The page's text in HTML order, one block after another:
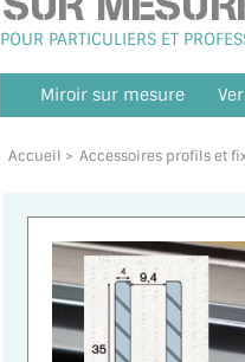
POUR PARTICULIERS ET
Miroir sur mesure
Accueil > Accessoires profils et